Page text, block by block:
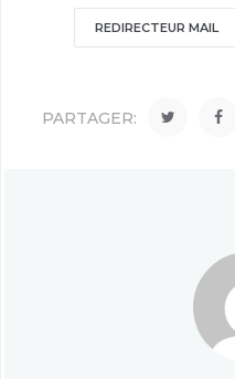
REDIRECTEUR MAIL
PARTAGER: